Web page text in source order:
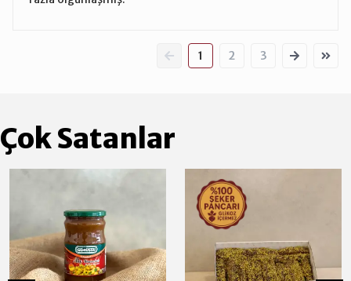
1 2 3
Çok Satanlar